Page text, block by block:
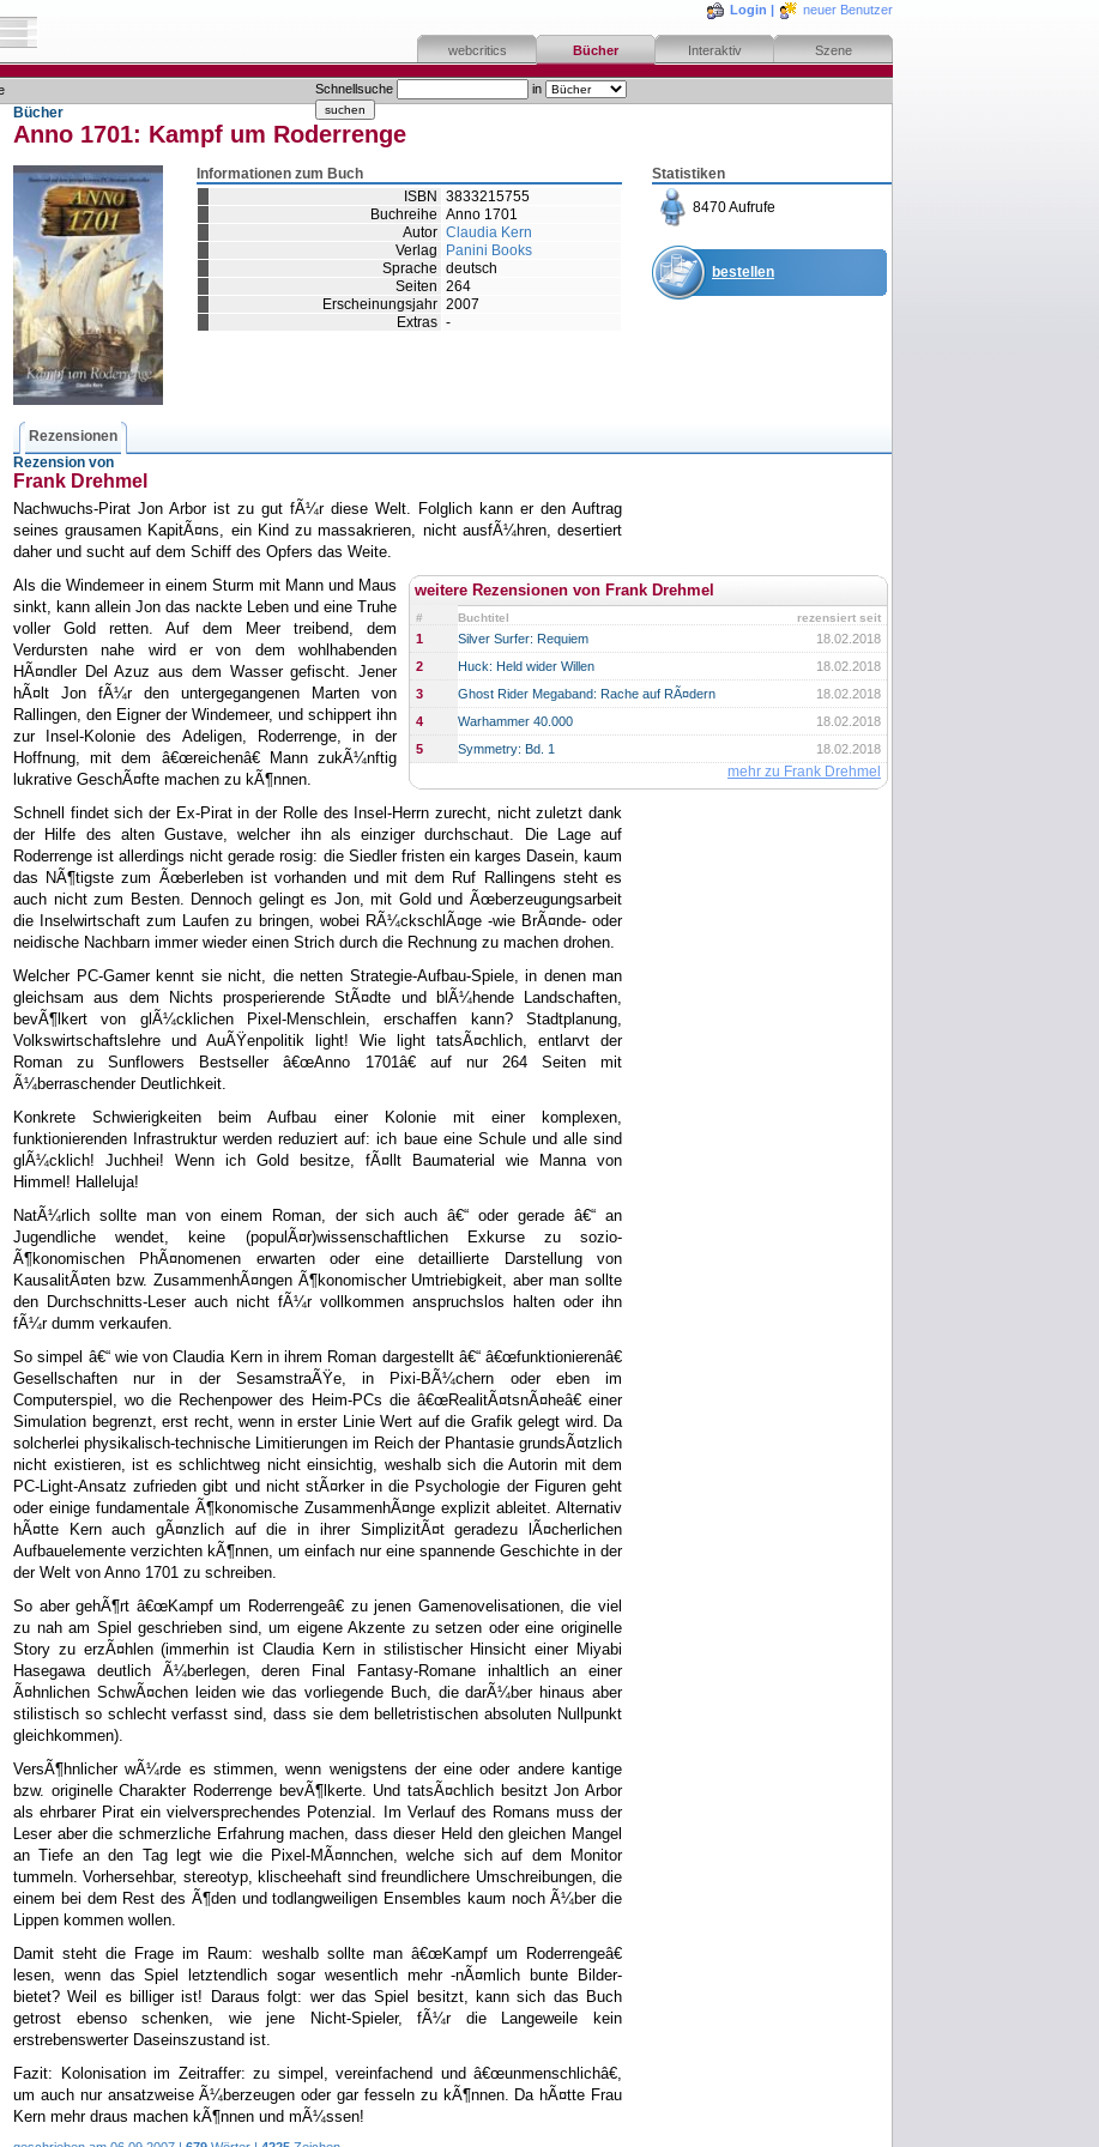
Login | neuer Benutzer
webcritics Bücher Interaktiv Szene
Schnellsuche in
Bücher
Anno 1701: Kampf um Roderrenge
Statistiken
8470 Aufrufe
bestellen
Informationen zum Buch
ISBN
3833215755
Buchreihe Anno 1701
Autor Claudia Kern
Verlag
Panini Books
Sprache deutsch
Seiten 264
Erscheinungsjahr 2007
Extras -
Rezensionen
Rezension von
Frank Drehmel
Nachwuchs-Pirat Jon Arbor ist zu gut fÃ¼r diese Welt. Folglich kann er den Auftrag
seines grausamen KapitÃ¤ns, ein Kind zu massakrieren, nicht ausfÃ¼hren, desertiert
daher und sucht auf dem Schiff des Opfers das Weite.
weitere Rezensionen von Frank Drehmel
# rezensiert seit
Buchtitel
1 18.02.2018
Silver Surfer: Requiem
2
18.02.2018
Huck: Held wider Willen
3
18.02.2018
Ghost Rider Megaband: Rache auf RÃ¤dern
4
18.02.2018
Warhammer 40.000
5
18.02.2018
Symmetry: Bd. 1
mehr zu Frank Drehmel
Als die Windemeer in einem Sturm mit Mann und Maus
sinkt, kann allein Jon das nackte Leben und eine Truhe
voller Gold retten. Auf dem Meer treibend, dem
Verdursten nahe wird er von dem wohlhabenden
HÃ¤ndler Del Azuz aus dem Wasser gefischt. Jener
hÃ¤lt Jon fÃ¼r den untergegangenen Marten von
Rallingen, den Eigner der Windemeer, und schippert ihn
zur Insel-Kolonie des Adeligen, Roderrenge, in der
Hoffnung, mit dem â€œreichenâ€ Mann zukÃ¼nftig
lukrative GeschÃ¤fte machen zu kÃ¶nnen.
Schnell findet sich der Ex-Pirat in der Rolle des Insel-Herrn zurecht, nicht zuletzt dank
der Hilfe des alten Gustave, welcher ihn als einziger durchschaut. Die Lage auf
Roderrenge ist allerdings nicht gerade rosig: die Siedler fristen ein karges Dasein, kaum
das NÃ¶tigste zum Ãœberleben ist vorhanden und mit dem Ruf Rallingens steht es
auch nicht zum Besten. Dennoch gelingt es Jon, mit Gold und Ãœberzeugungsarbeit
die Inselwirtschaft zum Laufen zu bringen, wobei RÃ¼ckschlÃ¤ge -wie BrÃ¤nde- oder
neidische Nachbarn immer wieder einen Strich durch die Rechnung zu machen drohen.
Welcher PC-Gamer kennt sie nicht, die netten Strategie-Aufbau-Spiele, in denen man
gleichsam aus dem Nichts prosperierende StÃ¤dte und blÃ¼hende Landschaften,
bevÃ¶lkert von glÃ¼cklichen Pixel-Menschlein, erschaffen kann? Stadtplanung,
Volkswirtschaftslehre und AuÃŸenpolitik light! Wie light tatsÃ¤chlich, entlarvt der
Roman zu Sunflowers Bestseller â€œAnno 1701â€ auf nur 264 Seiten mit
Ã¼berraschender Deutlichkeit.
Konkrete Schwierigkeiten beim Aufbau einer Kolonie mit einer komplexen,
funktionierenden Infrastruktur werden reduziert auf: ich baue eine Schule und alle sind
glÃ¼cklich! Juchhei! Wenn ich Gold besitze, fÃ¤llt Baumaterial wie Manna von
Himmel! Halleluja!
NatÃ¼rlich sollte man von einem Roman, der sich auch â€“ oder gerade â€“ an
Jugendliche wendet, keine (populÃ¤r)wissenschaftlichen Exkurse zu sozio-
Ã¶konomischen PhÃ¤nomenen erwarten oder eine detaillierte Darstellung von
KausalitÃ¤ten bzw. ZusammenhÃ¤ngen Ã¶konomischer Umtriebigkeit, aber man sollte
den Durchschnitts-Leser auch nicht fÃ¼r vollkommen anspruchslos halten oder ihn
fÃ¼r dumm verkaufen.
So simpel â€“ wie von Claudia Kern in ihrem Roman dargestellt â€“ â€œfunktionierenâ€
Gesellschaften nur in der SesamstraÃŸe, in Pixi-BÃ¼chern oder eben im
Computerspiel, wo die Rechenpower des Heim-PCs die â€œRealitÃ¤tsnÃ¤heâ€ einer
Simulation begrenzt, erst recht, wenn in erster Linie Wert auf die Grafik gelegt wird. Da
solcherlei physikalisch-technische Limitierungen im Reich der Phantasie grundsÃ¤tzlich
nicht existieren, ist es schlichtweg nicht einsichtig, weshalb sich die Autorin mit dem
PC-Light-Ansatz zufrieden gibt und nicht stÃ¤rker in die Psychologie der Figuren geht
oder einige fundamentale Ã¶konomische ZusammenhÃ¤nge explizit ableitet. Alternativ
hÃ¤tte Kern auch gÃ¤nzlich auf die in ihrer SimplizitÃ¤t geradezu lÃ¤cherlichen
Aufbauelemente verzichten kÃ¶nnen, um einfach nur eine spannende Geschichte in der
der Welt von Anno 1701 zu schreiben.
So aber gehÃ¶rt â€œKampf um Roderrengeâ€ zu jenen Gamenovelisationen, die viel
zu nah am Spiel geschrieben sind, um eigene Akzente zu setzen oder eine originelle
Story zu erzÃ¤hlen (immerhin ist Claudia Kern in stilistischer Hinsicht einer Miyabi
Hasegawa deutlich Ã¼berlegen, deren Final Fantasy-Romane inhaltlich an einer
Ã¤hnlichen SchwÃ¤chen leiden wie das vorliegende Buch, die darÃ¼ber hinaus aber
stilistisch so schlecht verfasst sind, dass sie dem belletristischen absoluten Nullpunkt
gleichkommen).
VersÃ¶hnlicher wÃ¼rde es stimmen, wenn wenigstens der eine oder andere kantige
bzw. originelle Charakter Roderrenge bevÃ¶lkerte. Und tatsÃ¤chlich besitzt Jon Arbor
als ehrbarer Pirat ein vielversprechendes Potenzial. Im Verlauf des Romans muss der
Leser aber die schmerzliche Erfahrung machen, dass dieser Held den gleichen Mangel
an Tiefe an den Tag legt wie die Pixel-MÃ¤nnchen, welche sich auf dem Monitor
tummeln. Vorhersehbar, stereotyp, klischeehaft sind freundlichere Umschreibungen, die
einem bei dem Rest des Ã¶den und todlangweiligen Ensembles kaum noch Ã¼ber die
Lippen kommen wollen.
Damit steht die Frage im Raum: weshalb sollte man â€œKampf um Roderrengeâ€
lesen, wenn das Spiel letztendlich sogar wesentlich mehr -nÃ¤mlich bunte Bilder-
bietet? Weil es billiger ist! Daraus folgt: wer das Spiel besitzt, kann sich das Buch
getrost ebenso schenken, wie jene Nicht-Spieler, fÃ¼r die Langeweile kein
erstrebenswerter Daseinszustand ist.
Fazit: Kolonisation im Zeitraffer: zu simpel, vereinfachend und â€œunmenschlichâ€,
um auch nur ansatzweise Ã¼berzeugen oder gar fesseln zu kÃ¶nnen. Da hÃ¤tte Frau
Kern mehr draus machen kÃ¶nnen und mÃ¼ssen!